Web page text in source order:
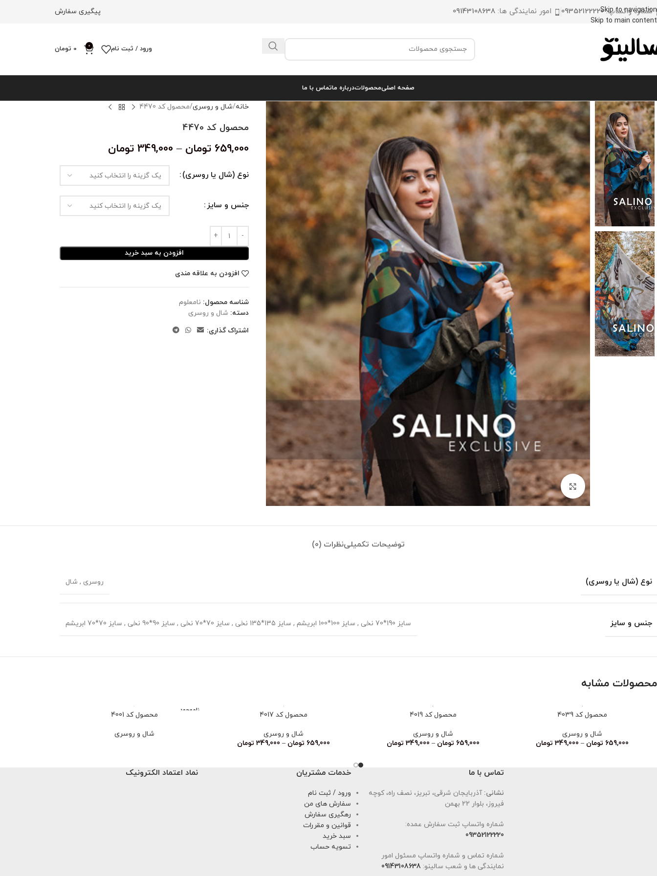
Skip to navigation
Skip to main content
شماره واتساپ:09352122220 امور نمایندگی ها: 09143108638 پیگیری سفارش
ورود / ثبت نام 0
0 تومان
صفحه اصلیمحصولاتدرباره ماتماس با ما
بزرگنمایی تصویر
خانه شال و روسری محصول کد 4470
محصول کد 4470
659,000 تومان –
349,000 تومان
نوع (شال یا روسری)
جنس و سایز
افزودن به سبد خرید
افزودن به علاقه مندی
شناسه محصول: نامعلوم
دسته: شال و روسری
اشتراک گذاری:
توضیحات تکمیلینظرات (0)
نوع (شال یا روسری) روسری , شال
جنس و سایز سایز 190*70 نخی , سایز 100*100 ابریشم , سایز 135*135 نخی , سایز 70*70 نخی , سایز 90*90 نخی , سایز 70*70 ابریشم
محصولات مشابه
محصول کد 4039
شال و روسری
659,000 تومان –
349,000 تومان
محصول کد 4019
شال و روسری
659,000 تومان –
349,000 تومان
محصول کد 4017
شال و روسری
659,000 تومان –
349,000 تومان
ناموجود محصول کد 4001
شال و روسری
تماس با ما
نشانی: آذربایجان شرقی، تبریز، نصف راه، کوچه
فیروز، بلوار 22 بهمن
شماره واتساپ ثبت سفارش عمده:
09352122220
شماره تماس و شماره واتساپ مسئول امور
نمایندگی ها و شعب سالینو: 09143108638
خدمات مشتریان
ورود / ثبت نام
سفارش های من
رهگیری سفارش
قوانین و مقررات
سبد خرید
تسویه حساب
نماد اعتماد الکترونیک